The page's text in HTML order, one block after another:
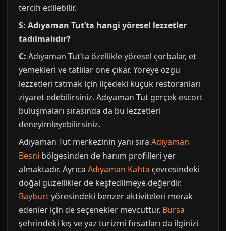
tercih edilebilir.
S: Adıyaman Tut’ta hangi yöresel lezzetler
tadılmalıdır?
C: Adıyaman Tut’ta özellikle yöresel çorbalar, et
yemekleri ve tatlılar öne çıkar. Yöreye özgü
lezzetleri tatmak için ilçedeki küçük restoranları
ziyaret edebilirsiniz. Adıyaman Tut gerçek escort
buluşmaları sırasında da bu lezzetleri
deneyimleyebilirsiniz.
Adıyaman Tut merkezinin yanı sıra Adıyaman
Besni bölgesinden de hanım profilleri yer
almaktadır. Ayrıca Adıyaman Kahta çevresindeki
doğal güzellikler de keşfedilmeye değerdir.
Bayburtyöresindeki benzer aktiviteleri merak
edenler için de seçenekler mevcuttur. Bursa
şehrindeki kış ve yaz turizmi fırsatları da ilginizi